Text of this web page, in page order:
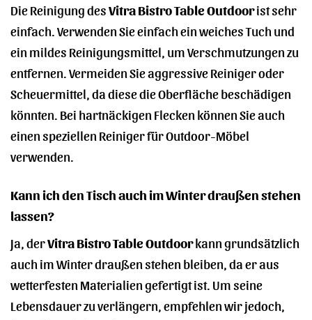
Die Reinigung desVitra Bistro Table Outdoorist sehr
einfach. Verwenden Sie einfach ein weiches Tuch und
ein mildes Reinigungsmittel, um Verschmutzungen zu
entfernen. Vermeiden Sie aggressive Reiniger oder
Scheuermittel, da diese die Oberfläche beschädigen
könnten. Bei hartnäckigen Flecken können Sie auch
einen speziellen Reiniger für Outdoor-Möbel
verwenden.
Kann ich den Tisch auch im Winter draußen stehen
lassen?
Ja, derVitra Bistro Table Outdoorkann grundsätzlich
auch im Winter draußen stehen bleiben, da er aus
wetterfesten Materialien gefertigt ist. Um seine
Lebensdauer zu verlängern, empfehlen wir jedoch,